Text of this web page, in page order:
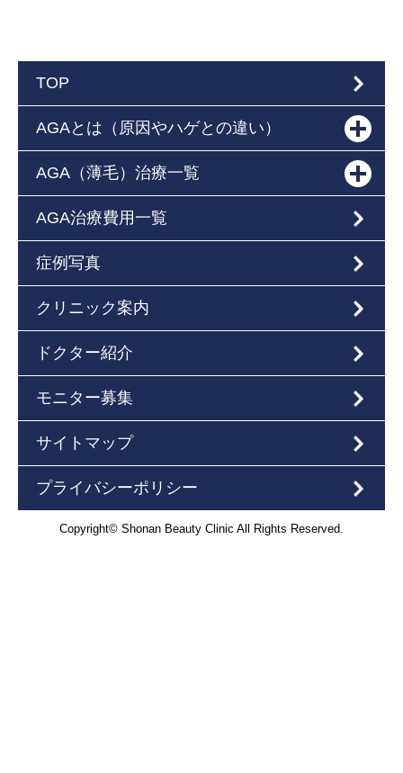
TOP
AGAとは（原因やハゲとの違い）
AGA（薄毛）治療一覧
AGA治療費用一覧
症例写真
クリニック案内
ドクター紹介
モニター募集
サイトマップ
プライバシーポリシー
Copyright© Shonan Beauty Clinic All Rights Reserved.